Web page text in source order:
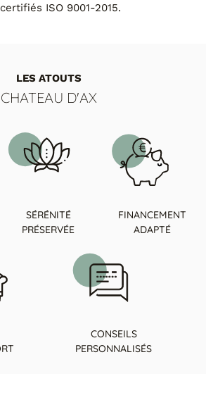
ISO 9001-2015.
LES ATOUTS
CHATEAU D'AX
SÉRÉNITÉ
PRÉSERVÉE
FINANCEMENT
ADAPTÉ
CONSEILS
PERSONNALISÉS